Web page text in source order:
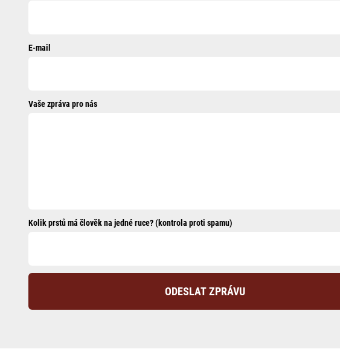
E-mail
Vaše zpráva pro nás
Kolik prstů má člověk na jedné ruce? (kontrola proti spamu)
ODESLAT ZPRÁVU